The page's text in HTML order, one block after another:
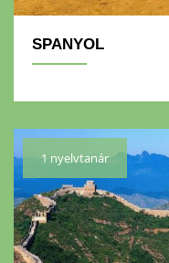
SPANYOL
1 nyelvtanár